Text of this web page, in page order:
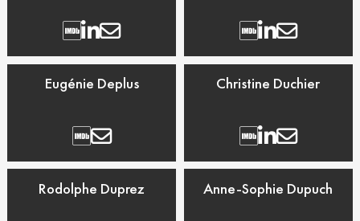
Eugénie Deplus Christine Duchier
Rodolphe Duprez Anne-Sophie Dupuch